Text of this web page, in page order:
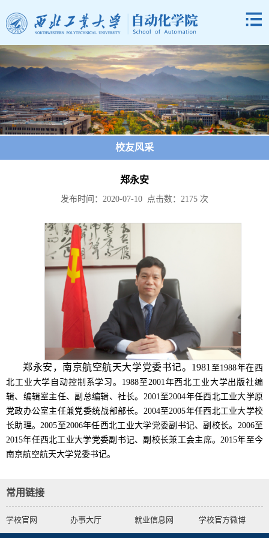
校友风采
郑永安
发布时间：2020-07-10 点击数： 2175 次
郑永安，南京航空航天大学党委书记。1981 至1988年在西
北工业大学自动控制系学习。1988至2001年西北工业大学出版社编
辑、编辑室主任、副总编辑、社长。2001至2004年任西北工业大学原
党政办公室主任兼党委统战部部长。2004至2005年任西北工业大学校
长助理。2005至2006年任西北工业大学党委副书记、副校长。2006至
2015年任西北工业大学党委副书记、副校长兼工会主席。2015年至今
南京航空航天大学党委书记。
常用链接
学校官网 办事大厅 就业信息网 学校官方微博